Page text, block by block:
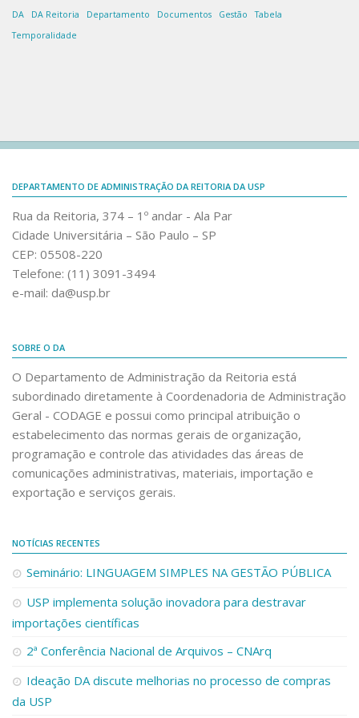
Oficinas para simulação de uso do sistema
Capacitação SEI – Governo SP
Capacitação SEI
Cadastro SEI!
Informes SEI
Canal do YouTube
Desktop Virtual
Galeria AppSheet
Help Desk
Links
Portal Compras SP
Contratos.gov.br
Obrasgov.br
Minha Área SP.gov.br
Codage
Sistema e-Sanções
PCA USP
DFDs do PCA USP
DA DA Reitoria Departamento Documentos Gestão
Tabela
Temporalidade
DEPARTAMENTO DE ADMINISTRAÇÃO DA REITORIA DA USP
Rua da Reitoria, 374 – 1º andar - Ala Par
Cidade Universitária – São Paulo – SP
CEP: 05508-220
Telefone: (11) 3091-3494
e-mail: da@usp.br
SOBRE O DA
O Departamento de Administração da Reitoria está
subordinado diretamente à Coordenadoria de Administração
Geral - CODAGE e possui como principal atribuição o
estabelecimento das normas gerais de organização,
programação e controle das atividades das áreas de
comunicações administrativas, materiais, importação e
exportação e serviços gerais.
NOTÍCIAS RECENTES
Seminário: LINGUAGEM SIMPLES NA GESTÃO PÚBLICA
USP implementa solução inovadora para destravar
importações científicas
2ª Conferência Nacional de Arquivos – CNArq
Ideação DA discute melhorias no processo de compras
da USP